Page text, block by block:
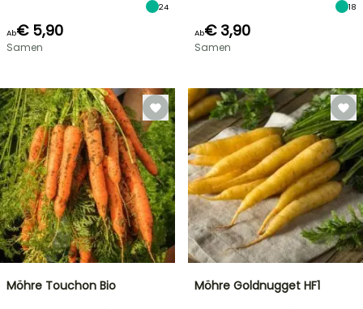
24
Ab€ 5,90
Samen
18
Ab€ 3,90
Samen
Möhre Touchon Bio Möhre Goldnugget HF1